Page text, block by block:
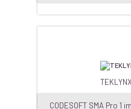
CODESOFT SMA Pro 1